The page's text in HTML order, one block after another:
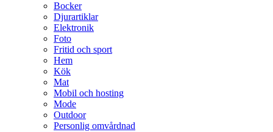
Bocker
Djurartiklar
Elektronik
Foto
Fritid och sport
Hem
Kök
Mat
Mobil och hosting
Mode
Outdoor
Personlig omvårdnad